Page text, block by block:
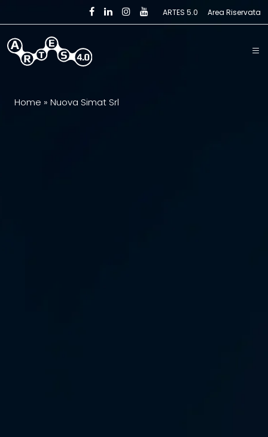
Skip to main content ARTES 5.0 Area Riservata
Home » Nuova Simat Srl